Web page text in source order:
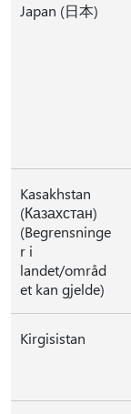
Japan (日本)
Kasakhstan
(Казахстан)
(Begrensninge
r i
landet/områd
et kan gjelde)
Kirgisistan